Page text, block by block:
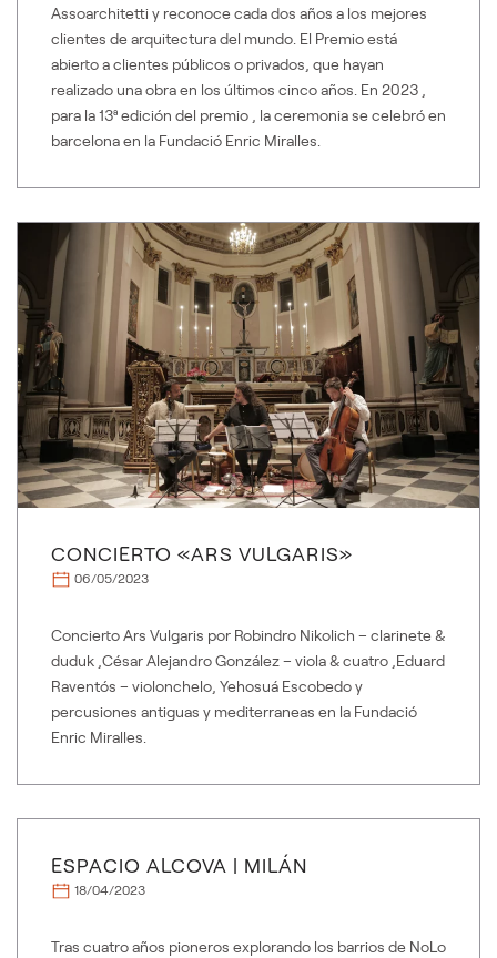
Assoarchitetti y reconoce cada dos años a los mejores
clientes de arquitectura del mundo. El Premio está
abierto a clientes públicos o privados, que hayan
realizado una obra en los últimos cinco años. En 2023 ,
para la 13ª edición del premio , la ceremonia se celebró en
barcelona en la Fundació Enric Miralles.
CONCIERTO «ARS VULGARIS»
06/05/2023
Concierto Ars Vulgaris por Robindro Nikolich – clarinete &
duduk ,César Alejandro González – viola & cuatro ,Eduard
Raventós – violonchelo, Yehosuá Escobedo y
percusiones antiguas y mediterraneas en la Fundació
Enric Miralles.
ESPACIO ALCOVA | MILÁN
18/04/2023
Tras cuatro años pioneros explorando los barrios de NoLo